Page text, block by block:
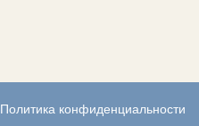
Политика конфиденциальности